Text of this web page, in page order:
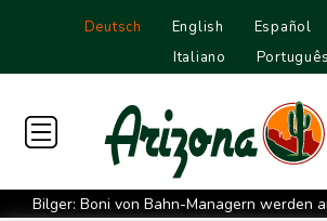
Deutsch English Español
Italiano
Português
Bilger: Boni von Bahn-Managern werden